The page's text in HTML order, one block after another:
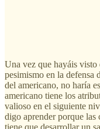
Una vez que hayáis
pesimismo en la defensa
del americano, no haría
americano tiene los
valioso en el siguiente
digo aprender porque las
tiene que desarrollar un